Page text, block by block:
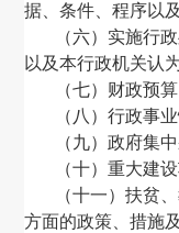
据、条件、程序以
（六）实施行
以及本行政机关认
（七）财政预
（八）行政事
（九）政府集
（十）重大建
（十一）扶贫
方面的政策、措施